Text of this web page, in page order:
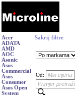
Acer
ADATA
AMD
AOC
Asonic
Asus
Commercial
Asus
Consumer
Asus Open
System
Sakrij filtre
Od: